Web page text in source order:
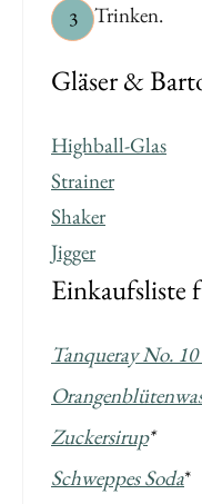
3 Trinken.
Gläser &
Highball-Glas
Strainer
Shaker
Jigger
Einkaufsliste
Tanqueray No.
Zuckersirup*
Schweppes Soda*